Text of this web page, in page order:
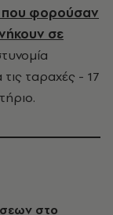
που φορούσαν
σε
ταραχές - 17
στο